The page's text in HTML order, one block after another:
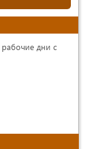
дни с